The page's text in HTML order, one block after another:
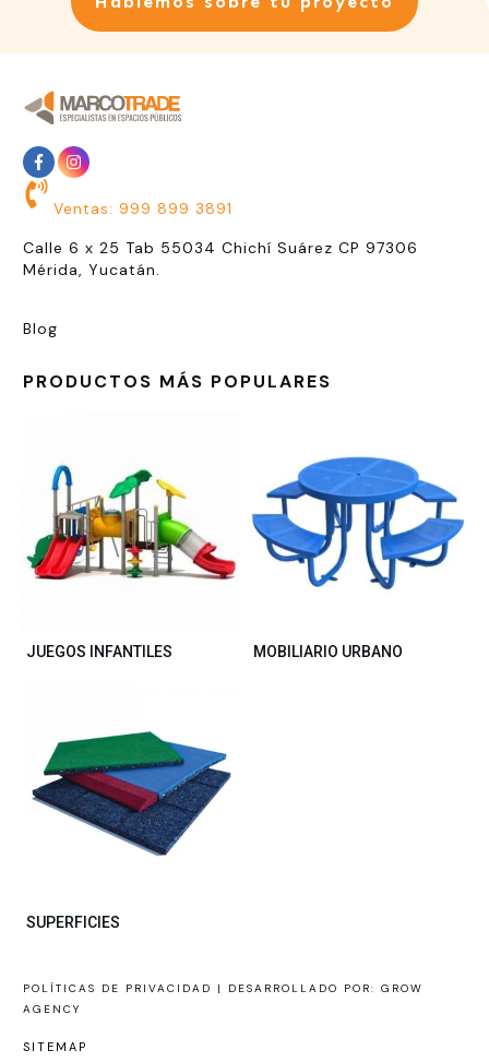
Ventas: 999 899 3891
Calle 6 x 25 Tab 55034 Chichí Suárez CP 97306
Mérida, Yucatán.
Blog
PRODUCTOS MÁS POPULARES
JUEGOS INFANTILES MOBILIARIO URBANO
SUPERFICIES
POLÍTICAS DE PRIVACIDAD |
DESARROLLADO POR: GROW
AGENCY
SITEMAP